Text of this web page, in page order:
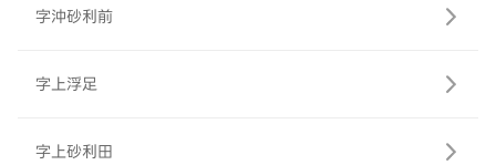
字沖砂利前
字上浮足
字上砂利田